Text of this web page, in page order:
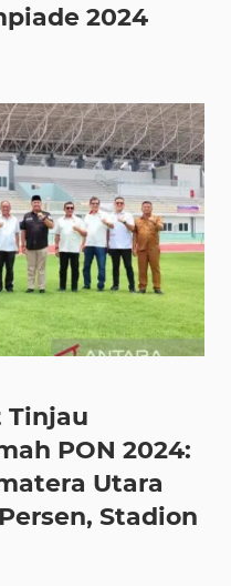
2024
Tinjau
PON 2024:
Utara
Stadion